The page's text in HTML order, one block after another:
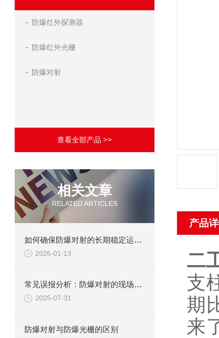
防爆红外探测器
防爆红外光栅
防爆对射
查看全部产品 >>
相关文章
RELATED ARTICLES
如何确保防爆对射的长期稳定运行？
2026-01-13
常见误报分析：防爆对射的现场调试避坑指南
2025-07-31
防爆对射与防爆光栅的区别
产品
二
支
期
来